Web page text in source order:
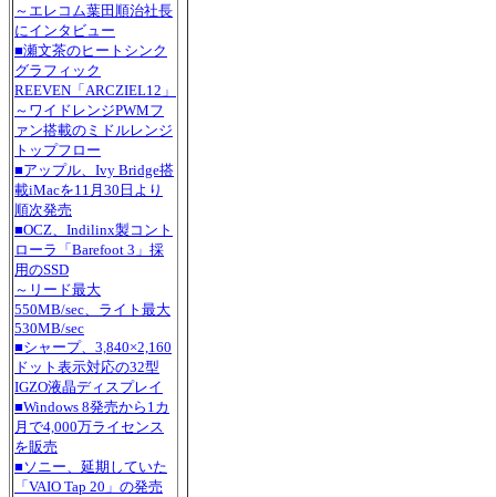
～エレコム葉田順治社長
にインタビュー
■瀬文茶のヒートシンク
グラフィック
REEVEN「ARCZIEL12」
～ワイドレンジPWMフ
ァン搭載のミドルレンジ
トップフロー
■アップル、Ivy Bridge搭
載iMacを11月30日より
順次発売
■OCZ、Indilinx製コント
ローラ「Barefoot 3」採
用のSSD
～リード最大
550MB/sec、ライト最大
530MB/sec
■シャープ、3,840×2,160
ドット表示対応の32型
IGZO液晶ディスプレイ
■Windows 8発売から1カ
月で4,000万ライセンス
を販売
■ソニー、延期していた
「VAIO Tap 20」の発売